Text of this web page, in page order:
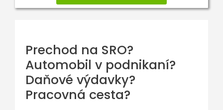
Prechod na SRO?
Automobil v podnikaní?
Daňové výdavky?
Pracovná cesta?